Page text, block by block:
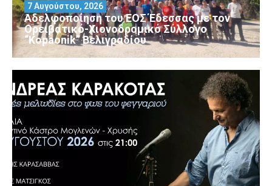
Αδελφοποίηση του ΕΟΣ Έδεσσας με τον
Ορειβατικό-Χιονοδρομικό Σύλλογο
“Kopaonik” Βελιγραδίου
7 Αυγούστου, 2026